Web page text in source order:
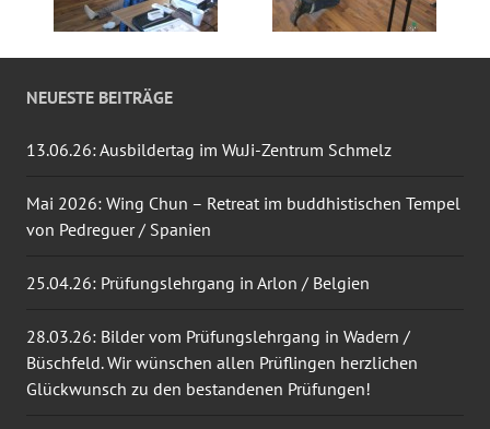
NEUESTE BEITRÄGE
13.06.26: Ausbildertag im WuJi-Zentrum Schmelz
Mai 2026: Wing Chun – Retreat im buddhistischen Tempel
von Pedreguer / Spanien
25.04.26: Prüfungslehrgang in Arlon / Belgien
28.03.26: Bilder vom Prüfungslehrgang in Wadern /
Büschfeld. Wir wünschen allen Prüflingen herzlichen
Glückwunsch zu den bestandenen Prüfungen!